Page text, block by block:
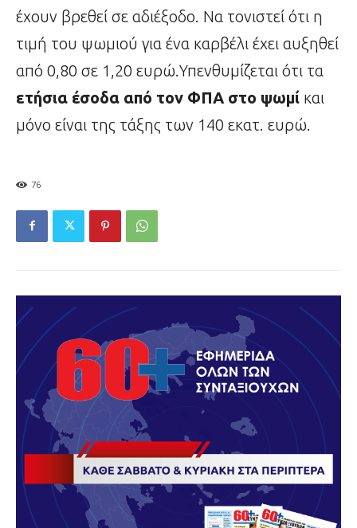
έχουν βρεθεί σε αδιέξοδο. Να τονιστεί ότι η
τιμή του ψωμιού για ένα καρβέλι έχει αυξηθεί
από 0,80 σε 1,20 ευρώ.Υπενθυμίζεται ότι τα
ετήσια έσοδα από τον ΦΠΑ στο ψωμί και
μόνο είναι της τάξης των 140 εκατ. ευρώ.
76